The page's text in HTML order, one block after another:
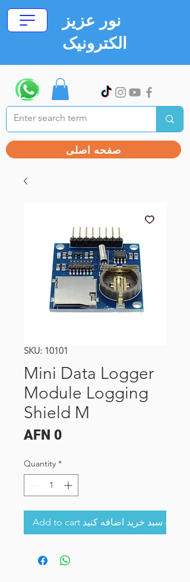
نور عزیز
الکترونیک
صفحه اصلی
SKU: 10101
Mini Data Logger
Module Logging
Shield M
AFN 0Price
Quantity *
Add to cart به سبد خرید اضافه کنید